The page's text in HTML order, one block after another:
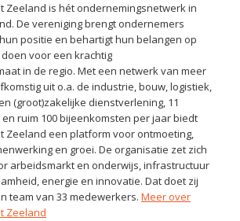
Zeeland is hét ondernemingsnetwerk in
De vereniging brengt ondernemers
positie en behartigt hun belangen op
voor een krachtig
in de regio. Met een netwerk van meer
uit o.a. de industrie, bouw, logistiek,
(groot)zakelijke dienstverlening, 11
ruim 100 bijeenkomsten per jaar biedt
Zeeland een platform voor ontmoeting,
en groei. De organisatie zet zich
arbeidsmarkt en onderwijs, infrastructuur
energie en innovatie. Dat doet zij
team van 33 medewerkers. Meer over
Zeeland